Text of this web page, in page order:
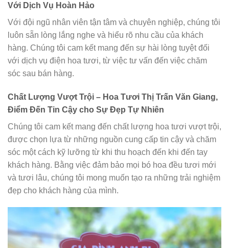
Với Dịch Vụ Hoàn Hảo
Với đội ngũ nhân viên tận tâm và chuyên nghiệp, chúng tôi
luôn sẵn lòng lắng nghe và hiểu rõ nhu cầu của khách
hàng. Chúng tôi cam kết mang đến sự hài lòng tuyệt đối
với dịch vụ điện hoa tươi, từ việc tư vấn đến việc chăm
sóc sau bán hàng.
Chất Lượng Vượt Trội – Hoa Tươi Thị Trấn Văn Giang,
Điểm Đến Tin Cậy cho Sự Đẹp Tự Nhiên
Chúng tôi cam kết mang đến chất lượng hoa tươi vượt trội,
được chọn lựa từ những nguồn cung cấp tin cậy và chăm
sóc một cách kỹ lưỡng từ khi thu hoạch đến khi đến tay
khách hàng. Bằng việc đảm bảo mọi bó hoa đều tươi mới
và tươi lâu, chúng tôi mong muốn tạo ra những trải nghiệm
đẹp cho khách hàng của mình.